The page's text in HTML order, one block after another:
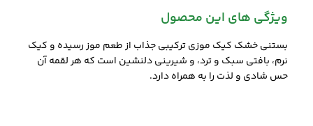
ویژگی های این محصول
بستنی خشک کیک موزی ترکیبی جذاب از طعم موز رسیده و کیک
نرم، بافتی سبک و ترد، و شیرینی دلنشین است که هر لقمه آن
حس شادی و لذت را به همراه دارد.